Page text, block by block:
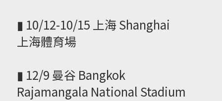
▮ 10/12-10/15 上海 Shanghai
上海體育場
▮ 12/9 曼谷 Bangkok
Rajamangala National Stadium